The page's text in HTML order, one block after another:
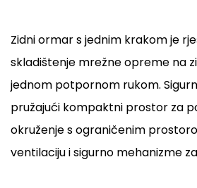
Zidni ormar s jednim krakom je
skladištenje mrežne opreme na
jednom potpornom rukom.
pružajući kompaktni prostor za
okruženje s ograničenim
ventilaciju i sigurno mehanizme